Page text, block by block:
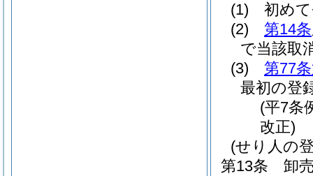
(1)
初め
(2)
第14条
で当該取
(3)
第77
最初の登
(平7条
改正)
(せり人の
第13条
卸